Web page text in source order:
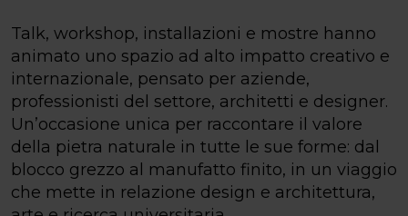
Talk, workshop, installazioni e mostre hanno
animato uno spazio ad alto impatto creativo e
internazionale, pensato per aziende,
professionisti del settore, architetti e designer.
Un’occasione unica per raccontare il valore
della pietra naturale in tutte le sue forme: dal
blocco grezzo al manufatto finito, in un viaggio
che mette in relazione design e architettura,